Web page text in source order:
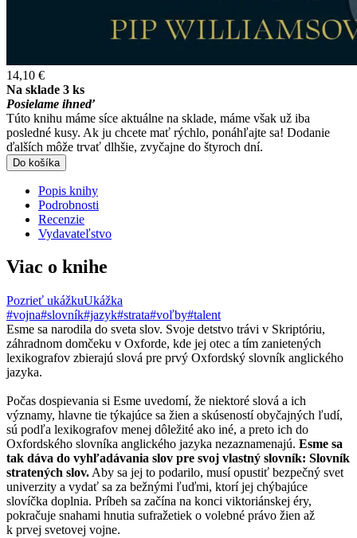
14,10 €
Na sklade 3 ks
Posielame ihneď
Túto knihu máme síce aktuálne na sklade, máme však už iba
posledné kusy. Ak ju chcete mať rýchlo, ponáhľajte sa! Dodanie
ďalších môže trvať dlhšie, zvyčajne do štyroch dní.
Do košíka
Popis knihy
Podrobnosti
Recenzie
Vydavateľstvo
Viac o knihe
Pozrieť ukážkuUkážka
#vojna#slovník#jazyk#strata#voľby#talent
Esme sa narodila do sveta slov. Svoje detstvo trávi v Skriptóriu,
záhradnom domčeku v Oxforde, kde jej otec a tím zanietených
lexikografov zbierajú slová pre prvý Oxfordský slovník anglického
jazyka.
Počas dospievania si Esme uvedomí, že niektoré slová a ich
významy, hlavne tie týkajúce sa žien a skúseností obyčajných ľudí,
sú podľa lexikografov menej dôležité ako iné, a preto ich do
Oxfordského slovníka anglického jazyka nezaznamenajú. Esme sa
tak dáva do vyhľadávania slov pre svoj vlastný slovník: Slovník
stratených slov. Aby sa jej to podarilo, musí opustiť bezpečný svet
univerzity a vydať sa za bežnými ľuďmi, ktorí jej chýbajúce
slovíčka doplnia. Príbeh sa začína na konci viktoriánskej éry,
pokračuje snahami hnutia sufražetiek o volebné právo žien až
k prvej svetovej vojne.